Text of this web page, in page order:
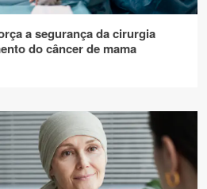
a segurança da cirurgia
do câncer de mama